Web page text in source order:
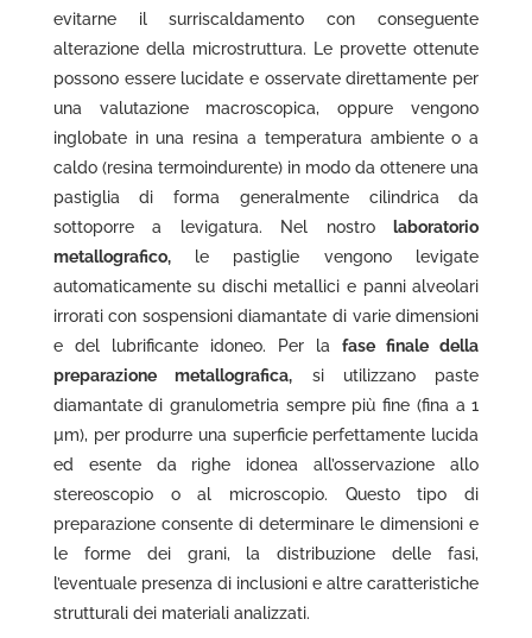
evitarne il surriscaldamento con conseguente
alterazione della microstruttura. Le provette ottenute
possono essere lucidate e osservate direttamente per
una valutazione macroscopica, oppure vengono
inglobate in una resina a temperatura ambiente o a
caldo (resina termoindurente) in modo da ottenere una
pastiglia di forma generalmente cilindrica da
sottoporre a levigatura. Nel nostro
laboratorio
metallografico,le pastiglie vengono levigate
automaticamente su dischi metallici e panni alveolari
irrorati con sospensioni diamantate di varie dimensioni
e del lubrificante idoneo. Per lafase finale della
preparazione metallografica, si utilizzano paste
diamantate di granulometria sempre più fine (fina a 1
µm), per produrre una superficie perfettamente lucida
ed esente da righe idonea all’osservazione allo
stereoscopio o al microscopio. Questo tipo di
preparazione consente di determinare le dimensioni e
le forme dei grani, la distribuzione delle fasi,
l’eventuale presenza di inclusioni e altre caratteristiche
strutturali dei materiali analizzati.